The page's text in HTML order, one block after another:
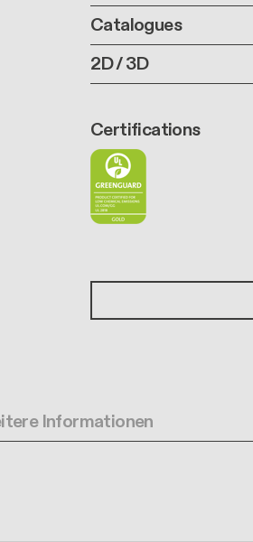
Catalogues
2D / 3D
Certifications
Informationen